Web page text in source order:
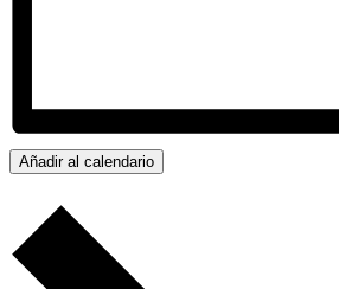
Añadir al calendario